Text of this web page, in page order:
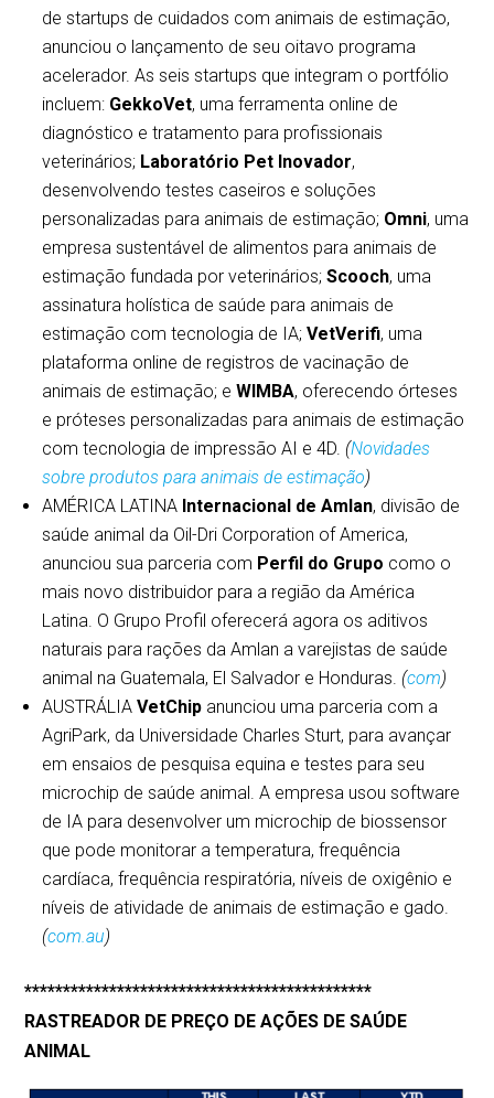
de startups de cuidados com animais de estimação,
anunciou o lançamento de seu oitavo programa
acelerador. As seis startups que integram o portfólio
incluem: GekkoVet, uma ferramenta online de
diagnóstico e tratamento para profissionais
veterinários; Laboratório Pet Inovador,
desenvolvendo testes caseiros e soluções
personalizadas para animais de estimação; Omni, uma
empresa sustentável de alimentos para animais de
estimação fundada por veterinários;Scooch, uma
assinatura holística de saúde para animais de
estimação com tecnologia de IA;VetVerifi, uma
plataforma online de registros de vacinação de
animais de estimação; eWIMBA, oferecendo órteses
e próteses personalizadas para animais de estimação
com tecnologia de impressão AI e 4D. (Novidades
sobre produtos para animais de estimação)
AMÉRICA LATINA Internacional de Amlan, divisão de
saúde animal da Oil-Dri Corporation of America,
anunciou sua parceria com Perfil do Grupo como o
mais novo distribuidor para a região da América
Latina. O Grupo Profil oferecerá agora os aditivos
naturais para rações da Amlan a varejistas de saúde
animal na Guatemala, El Salvador e Honduras. (com)
AUSTRÁLIAVetChip anunciou uma parceria com a
AgriPark, da Universidade Charles Sturt, para avançar
em ensaios de pesquisa equina e testes para seu
microchip de saúde animal. A empresa usou software
de IA para desenvolver um microchip de biossensor
que pode monitorar a temperatura, frequência
cardíaca, frequência respiratória, níveis de oxigênio e
níveis de atividade de animais de estimação e gado.
(com.au)
*********************************************
RASTREADOR DE PREÇO DE AÇÕES DE SAÚDE
ANIMAL